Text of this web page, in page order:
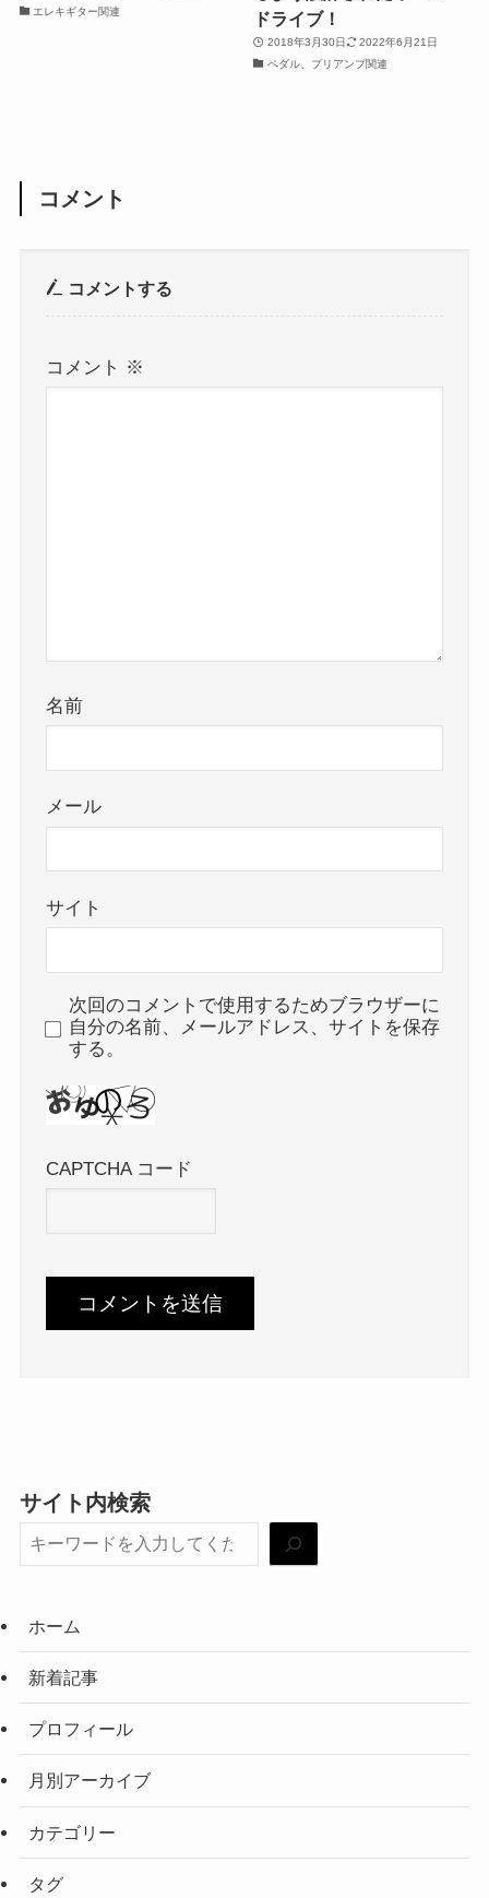
エレキギター関連
ドライブ！
2018年3月30日
2022年6月21日
ペダル、プリアンプ関連
コメント
コメントする
コメント ※
名前
メール
サイト
次回のコメントで使用するためブラウザーに
自分の名前、メールアドレス、サイトを保存
する。
CAPTCHA コード
サイト内検索
ホーム
新着記事
プロフィール
月別アーカイブ
カテゴリー
タグ